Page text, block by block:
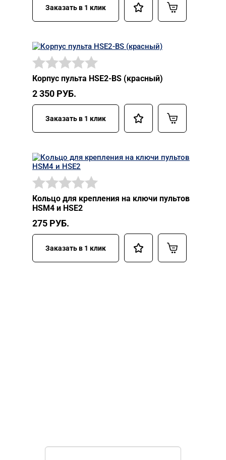
Заказать в 1 клик
Корпус пульта HSE2-BS (красный)
2 350 РУБ.
Заказать в 1 клик
Кольцо для крепления на ключи пультов
HSM4 и HSE2
275 РУБ.
Заказать в 1 клик